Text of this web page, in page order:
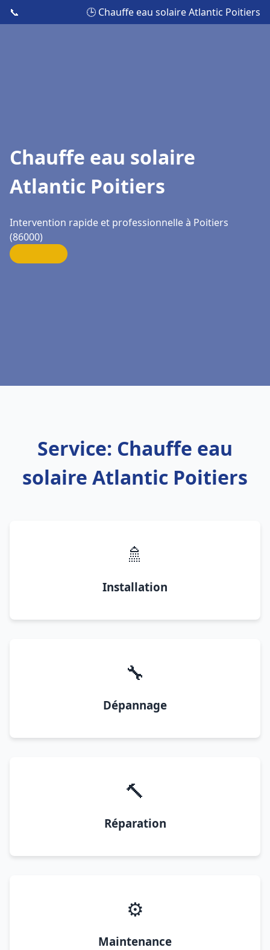
📞 🕒 Chauffe eau solaire Atlantic Poitiers
Chauffe eau solaire
Atlantic Poitiers
Intervention rapide et professionnelle à Poitiers
(86000)
Service: Chauffe eau
solaire Atlantic Poitiers
🚿
Installation
🔧
Dépannage
🔨
Réparation
⚙️
Maintenance